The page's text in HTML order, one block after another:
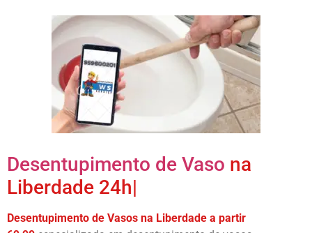
Desentupimento de Vaso na
Liberdade 24h|
Desentupimento de Vasos na Liberdade a partir